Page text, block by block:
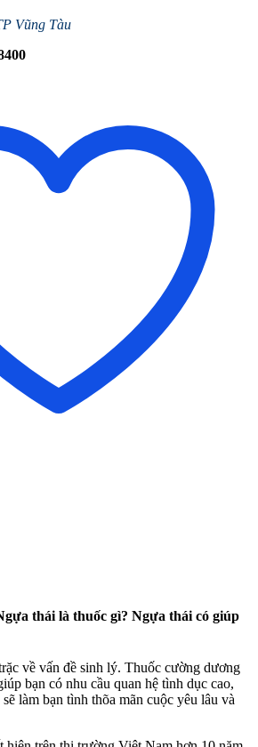
Vũng Tàu
thái là thuốc gì? Ngựa thái có giúp
về vấn đề sinh lý. Thuốc cường dương
bạn có nhu cầu quan hệ tình dục cao,
làm bạn tình thõa mãn cuộc yêu lâu và